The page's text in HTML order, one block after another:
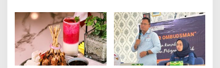
Abdul Jamal